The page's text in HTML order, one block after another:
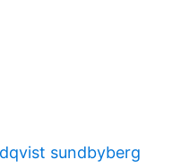
sundbyberg